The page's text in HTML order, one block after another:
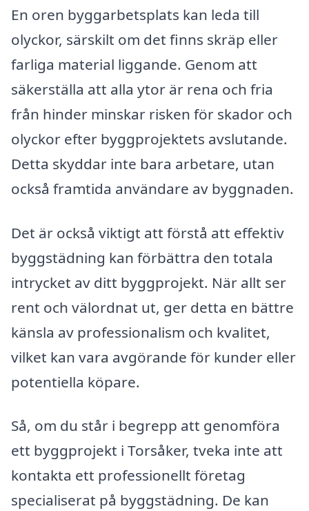
En oren byggarbetsplats kan leda till
olyckor, särskilt om det finns skräp eller
farliga material liggande. Genom att
säkerställa att alla ytor är rena och fria
från hinder minskar risken för skador och
olyckor efter byggprojektets avslutande.
Detta skyddar inte bara arbetare, utan
också framtida användare av byggnaden.
Det är också viktigt att förstå att effektiv
byggstädning kan förbättra den totala
intrycket av ditt byggprojekt. När allt ser
rent och välordnat ut, ger detta en bättre
känsla av professionalism och kvalitet,
vilket kan vara avgörande för kunder eller
potentiella köpare.
Så, om du står i begrepp att genomföra
ett byggprojekt i Torsåker, tveka inte att
kontakta ett professionellt företag
specialiserat på byggstädning. De kan